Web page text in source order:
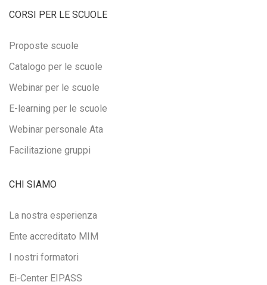
CORSI PER LE SCUOLE
Proposte scuole
Catalogo per le scuole
Webinar per le scuole
E-learning per le scuole
Webinar personale Ata
Facilitazione gruppi
CHI SIAMO
La nostra esperienza
Ente accreditato MIM
I nostri formatori
Ei-Center EIPASS